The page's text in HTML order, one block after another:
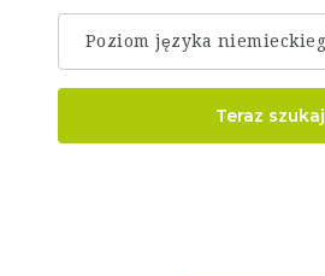
Teraz szukaj